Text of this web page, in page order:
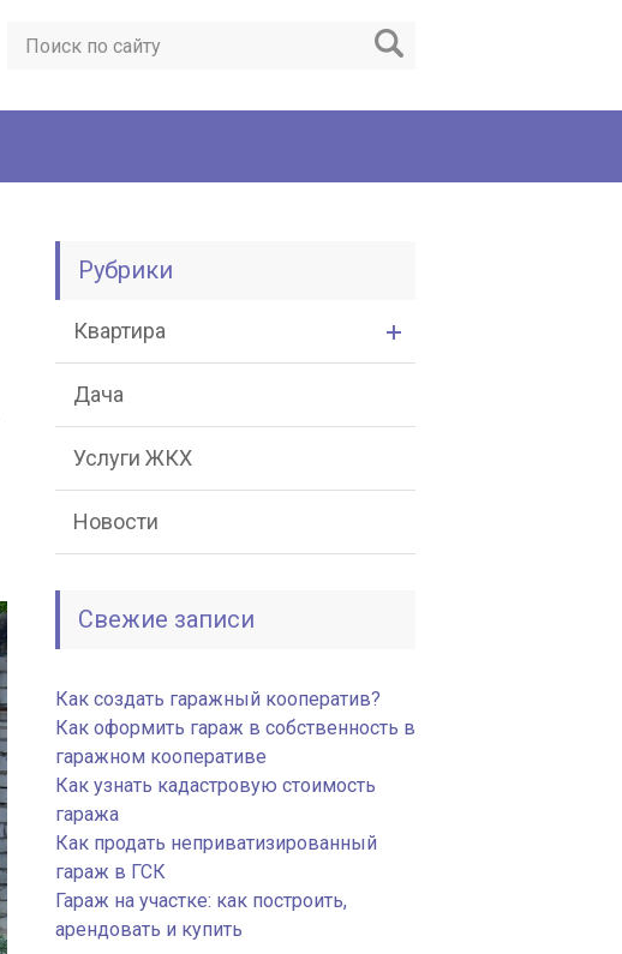
Рубрики
Квартира
Дача
Услуги ЖКХ
Новости
Свежие записи
Как создать гаражный кооператив?
Как оформить гараж в собственность в
гаражном кооперативе
Как узнать кадастровую стоимость
гаража
Как продать неприватизированный
гараж в ГСК
Гараж на участке: как построить,
арендовать и купить